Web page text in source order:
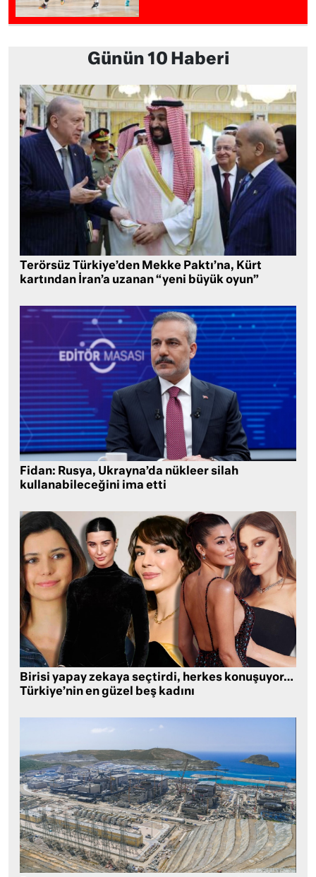
Günün 10 Haberi
Terörsüz Türkiye’den Mekke Paktı’na, Kürt
kartından İran’a uzanan “yeni büyük oyun”
Fidan: Rusya, Ukrayna’da nükleer silah
kullanabileceğini ima etti
Birisi yapay zekaya seçtirdi, herkes konuşuyor…
Türkiye’nin en güzel beş kadını